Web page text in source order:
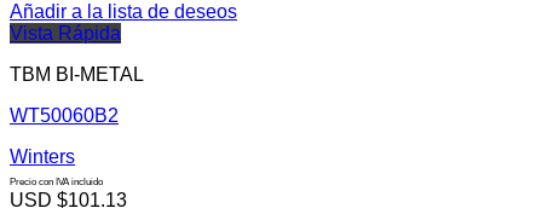
Añadir a la lista de deseos
Vista Rápida
TBM BI-METAL
WT50060B2
Winters
Precio con IVA incluido
USD $101.13